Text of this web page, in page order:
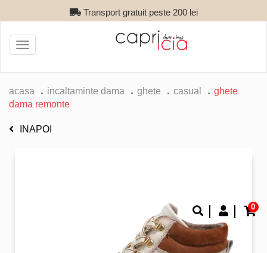
Transport gratuit peste 200 lei
0
Toggle
navigation
acasa incaltaminte dama ghete casual
ghete
dama remonte
INAPOI